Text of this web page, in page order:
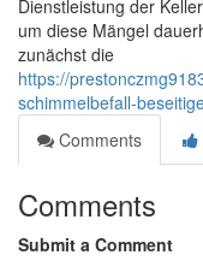
Dienstleistung der
um diese Mängel
zunächst die
https://
schimmelbefall-
Comments
Comments
Submit a Comment